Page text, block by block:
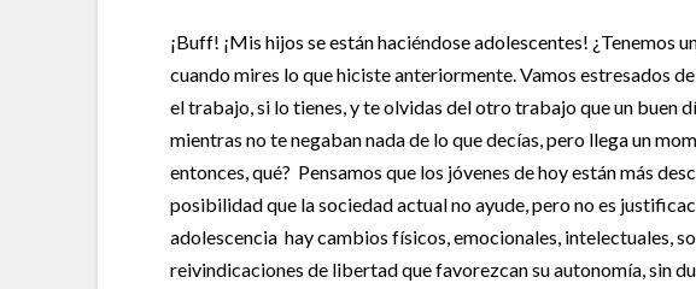
¡Buff! ¡Mis hijos se están haciéndose adolescentes! ¿Tenemos
cuando mires lo que hiciste anteriormente. Vamos estresados
el trabajo, si lo tienes, y te olvidas del otro trabajo que un buen
mientras no te negaban nada de lo que decías, pero llega un
entonces, qué? Pensamos que los jóvenes de hoy están más
posibilidad que la sociedad actual no ayude, pero no es
adolescencia hay cambios físicos, emocionales, intelectuales,
reivindicaciones de libertad que favorezcan su autonomía, sin